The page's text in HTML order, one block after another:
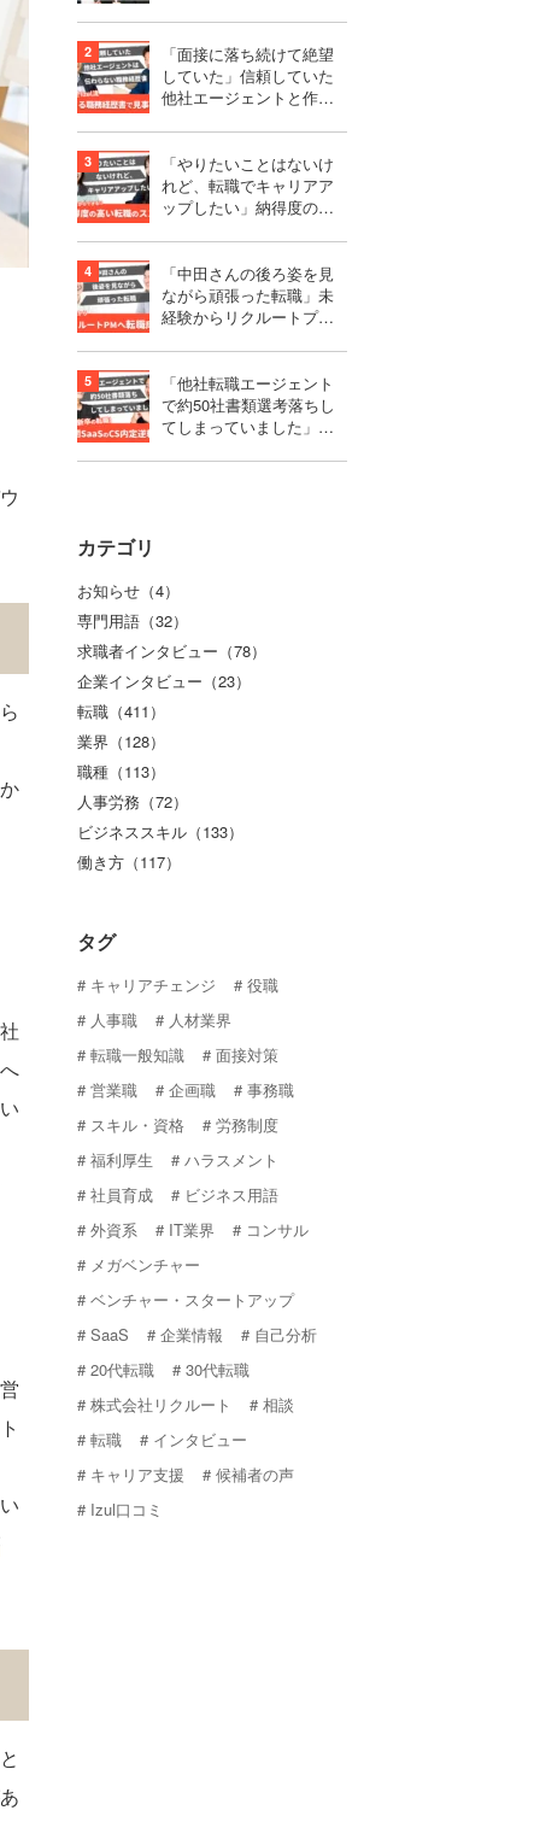
「面接に落ち続けて絶望
していた」信頼していた
他社エージェントと作り
い職務経歴書だった
「やりたいことはないけ
れど、転職でキャリアア
ップしたい」納得度の高
活動のススメ
「中田さんの後ろ姿を見
ながら頑張った転職」未
経験からリクルートプロ
職成功！
「他社転職エージェント
で約50社書類選考落ちし
てしまっていました」第
定を獲得するまで
カテゴリ
お知らせ（4）
専門用語（32）
求職者インタビュー（78）
企業インタビュー（23）
転職（411）
業界（128）
職種（113）
人事労務（72）
ビジネススキル（133）
働き方（117）
タグ
キャリアチェンジ
役職
人事職
人材業界
転職一般知識
面接対策
営業職
企画職
事務職
スキル・資格
労務制度
福利厚生
ハラスメント
社員育成
ビジネス用語
外資系
IT業界
コンサル
メガベンチャー
ベンチャー・スタートアップ
SaaS
企業情報
自己分析
20代転職
30代転職
株式会社リクルート
相談
転職
インタビュー
キャリア支援
候補者の声
Izul口コミ